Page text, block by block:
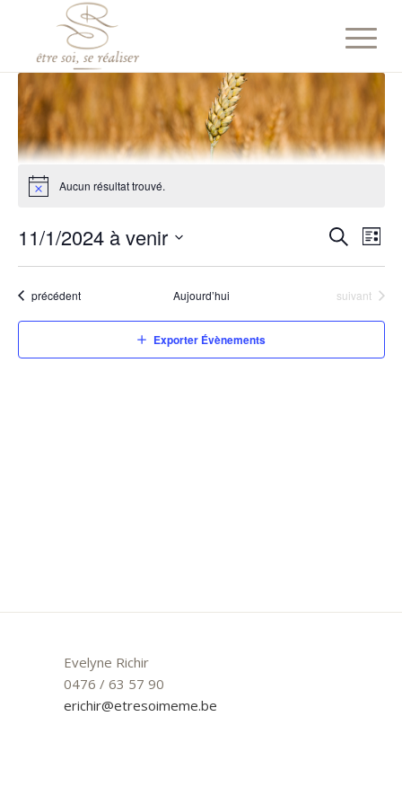
Aucun résultat trouvé.
et
de
de
Liste
11/1/2024 à venir
date.
Évènements
précédent Aujourd’hui Évènements
suivant
Exporter Évènements
Evelyne Richir
0476 / 63 57 90
erichir@etresoimeme.be